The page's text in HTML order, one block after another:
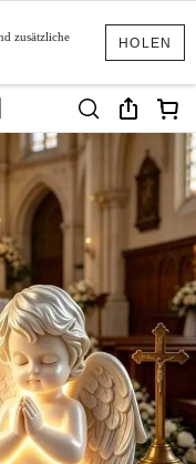
HOLEN
zusätzliche